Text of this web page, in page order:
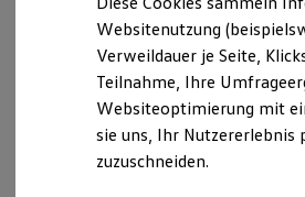
Garantien
Wartungsverträge
Geschäftskunden
Professional Class
Großkunden
Behörden
Direktkunden
Sonderfahrzeuge
Anpfiff zum Gewinn
Koblenzer Straße 77, 56626
Websitenutzung
Verweildauer je Seite,
Teilnahme, Ihre
Websiteoptimierung mit
sie uns, Ihr Nutzererlebnis
zuzuschneiden.